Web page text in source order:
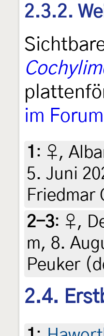
2.3.2.
im Forum]
1 : ♀,
5. Juni
Friedmar
2-3: ♀,
m, 8.
Peuker
2.4.